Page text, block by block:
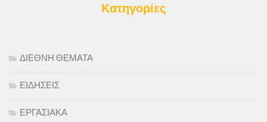
Κατηγορίες
ΔΙΕΘΝΗ ΘΕΜΑΤΑ
ΕΙΔΗΣΕΙΣ
ΕΡΓΑΣΙΑΚΑ